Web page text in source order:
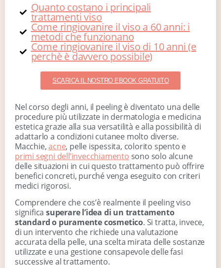
Quanto costano i principali
trattamenti viso
Come ringiovanire il viso a 60 anni: i
metodi che funzionano
Come ringiovanire il viso di 10 anni (e
perchè è davvero possibile)
SCARICA IL NOSTRO EBOOK GRATUITO
Nel corso degli anni, il peeling è diventato una delle
procedure più utilizzate in dermatologia e medicina
estetica grazie alla sua versatilità e alla possibilità di
adattarlo a condizioni cutanee molto diverse.
Macchie,acne, pelle ispessita, colorito spento e
primi segni dell’invecchiamento sono solo alcune
delle situazioni in cui questo trattamento può offrire
benefici concreti, purché venga eseguito con criteri
medici rigorosi.
Comprendere che cos’è realmente il peeling viso
significa superare l’idea di un trattamento
standard o puramente cosmetico. Si tratta, invece,
di un intervento che richiede una valutazione
accurata della pelle, una scelta mirata delle sostanze
utilizzate e una gestione consapevole delle fasi
successive al trattamento.